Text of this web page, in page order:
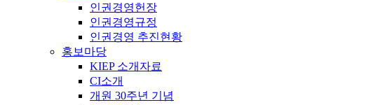
인권경영헌장
인권경영규정
인권경영 추진현황
홍보마당
KIEP 소개자료
CI소개
개원 30주년 기념